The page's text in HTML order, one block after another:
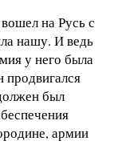
на Русь с
нашу. И ведь
у него была
продвигался
был
армии